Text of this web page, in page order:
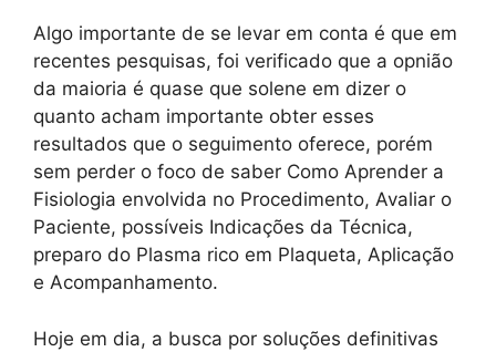
Algo importante de se levar em conta é que em
recentes pesquisas, foi verificado que a opnião
da maioria é quase que solene em dizer o
quanto acham importante obter esses
resultados que o seguimento oferece, porém
sem perder o foco de saber Como Aprender a
Fisiologia envolvida no Procedimento, Avaliar o
Paciente, possíveis Indicações da Técnica,
preparo do Plasma rico em Plaqueta, Aplicação
e Acompanhamento.
Hoje em dia, a busca por soluções definitivas